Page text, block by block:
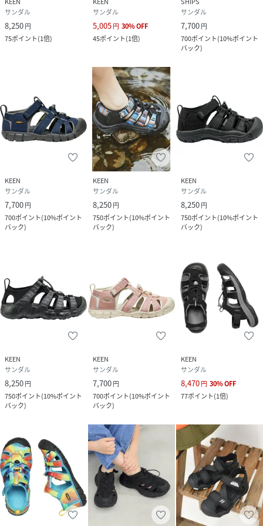
サンダル
8,250円
75ポイント(1倍)
サンダル
5,005円 30%OFF
45ポイント(1倍)
サンダル
7,700円
700ポイント(10%ポイント
バック)
KEEN
サンダル
7,700円
700ポイント(10%ポイント
バック)
KEEN
サンダル
8,250円
750ポイント(10%ポイント
バック)
KEEN
サンダル
8,250円
750ポイント(10%ポイント
バック)
KEEN
サンダル
8,250円
750ポイント(10%ポイント
バック)
KEEN
サンダル
7,700円
700ポイント(10%ポイント
バック)
KEEN
サンダル
8,470円 30%OFF
77ポイント(1倍)